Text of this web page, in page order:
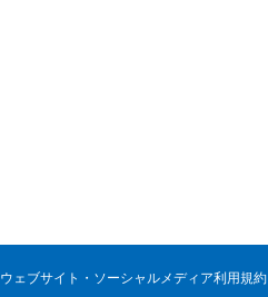
ウェブサイト・ソーシャルメディア利用規約